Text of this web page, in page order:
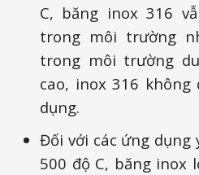
C, băng inox 316
trong môi trường
trong môi trường
cao, inox 316 không
dụng.
Đối với các ứng dụng
500 độ C, băng inox